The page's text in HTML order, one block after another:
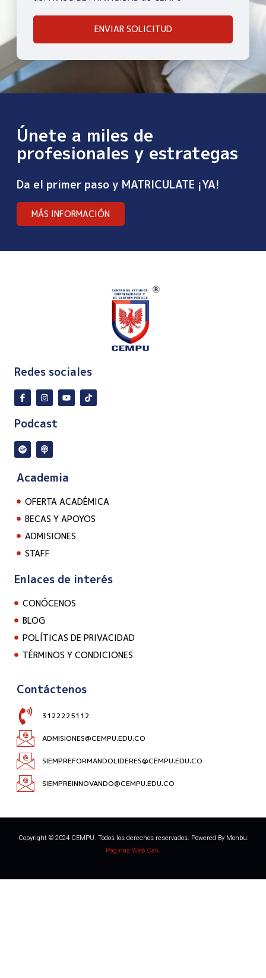
ENVIAR SOLICITUD
Únete a miles de
profesionales y estrategas
Da el primer paso y MATRICULATE ¡YA!
MÁS INFORMACIÓN
Redes sociales
Podcast
Academia
OFERTA ACADÉMICA
BECAS Y APOYOS
ADMISIONES
STAFF
Enlaces de interés
CONÓCENOS
BLOG
POLÍTICAS DE PRIVACIDAD
TÉRMINOS Y CONDICIONES
Contáctenos
3122225112
ADMISIONES@CEMPU.EDU.CO
SIEMPREFORMANDOLIDERES@CEMPU.EDU.CO
SIEMPREINNOVANDO@CEMPU.EDU.CO
Copyright © 2024 CEMPU. Todos los derechos reservados. Powered By Monbu:
Páginas Web Cali.